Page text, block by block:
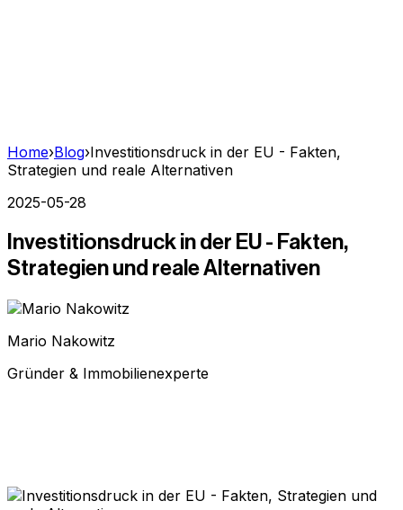
Home›Blog›Investitionsdruck in der EU - Fakten,
Strategien und reale Alternativen
2025-05-28
Investitionsdruck in der EU - Fakten,
Strategien und reale Alternativen
Mario Nakowitz
Gründer & Immobilienexperte